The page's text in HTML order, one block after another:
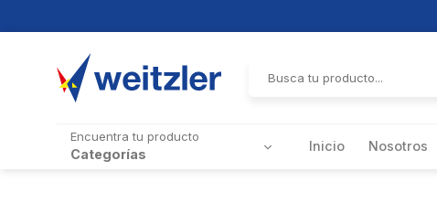
por:
Encuentra tu producto
Categorías Inicio Nosotros